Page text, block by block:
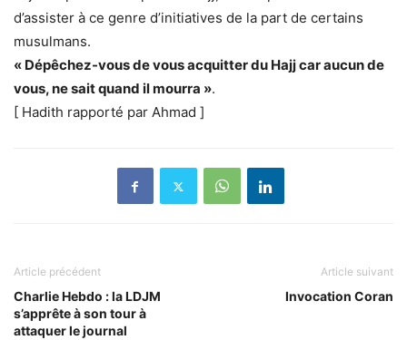
d’assister à ce genre d’initiatives de la part de certains
musulmans.
« Dépêchez-vous de vous acquitter du Hajj car aucun de
vous, ne sait quand il mourra ».
[ Hadith rapporté par Ahmad ]
Article précédent
Charlie Hebdo : la LDJM
s’apprête à son tour à
attaquer le journal
Article suivant
Invocation Coran